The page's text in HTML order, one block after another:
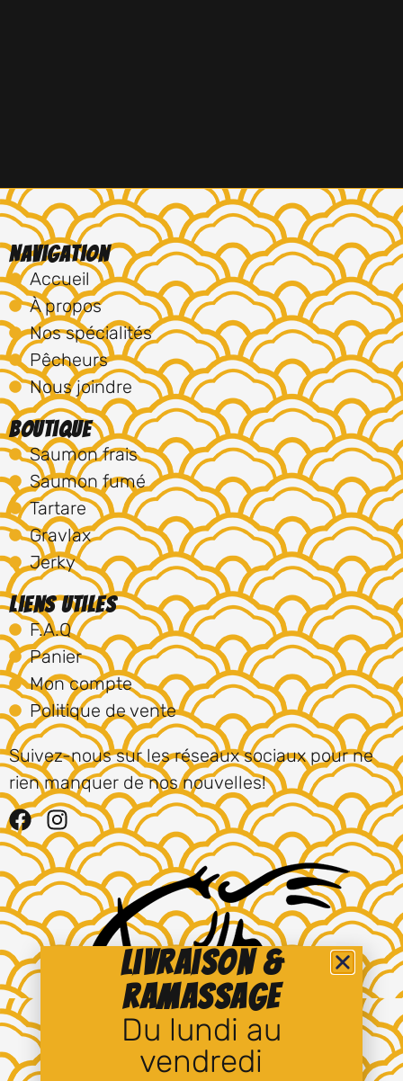
Navigation
Accueil
À propos
Nos spécialités
Pêcheurs
Nous joindre
Boutique
Saumon frais
Saumon fumé
Tartare
Gravlax
Jerky
Liens utiles
F.A.Q
Panier
Mon compte
Politique de vente
Suivez-nous sur les réseaux sociaux pour ne
rien manquer de nos nouvelles!
Livraison &
ramassage
Du lundi au
vendredi